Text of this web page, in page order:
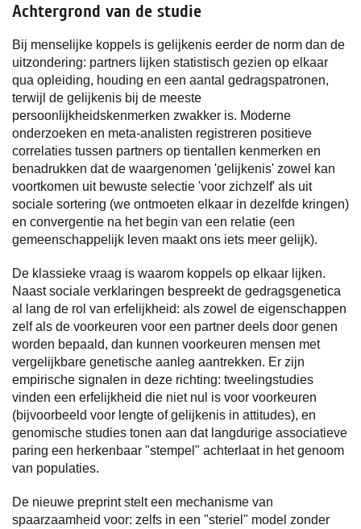
Achtergrond van de studie
Bij menselijke koppels is gelijkenis eerder de norm dan de
uitzondering: partners lijken statistisch gezien op elkaar
qua opleiding, houding en een aantal gedragspatronen,
terwijl de gelijkenis bij de meeste
persoonlijkheidskenmerken zwakker is. Moderne
onderzoeken en meta-analisten registreren positieve
correlaties tussen partners op tientallen kenmerken en
benadrukken dat de waargenomen 'gelijkenis' zowel kan
voortkomen uit bewuste selectie 'voor zichzelf' als uit
sociale sortering (we ontmoeten elkaar in dezelfde kringen)
en convergentie na het begin van een relatie (een
gemeenschappelijk leven maakt ons iets meer gelijk).
De klassieke vraag is waarom koppels op elkaar lijken.
Naast sociale verklaringen bespreekt de gedragsgenetica
al lang de rol van erfelijkheid: als zowel de eigenschappen
zelf als de voorkeuren voor een partner deels door genen
worden bepaald, dan kunnen voorkeuren mensen met
vergelijkbare genetische aanleg aantrekken. Er zijn
empirische signalen in deze richting: tweelingstudies
vinden een erfelijkheid die niet nul is voor voorkeuren
(bijvoorbeeld voor lengte of gelijkenis in attitudes), en
genomische studies tonen aan dat langdurige associatieve
paring een herkenbaar "stempel" achterlaat in het genoom
van populaties.
De nieuwe preprint stelt een mechanisme van
spaarzaamheid voor: zelfs in een "steriel" model zonder